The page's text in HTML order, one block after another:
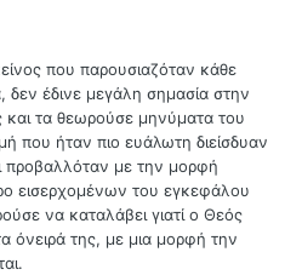
που παρουσιαζόταν κάθε
δεν έδινε μεγάλη σημασία στην
τα θεωρούσε μηνύματα του
που ήταν πιο ευάλωτη διείσδυαν
προβαλλόταν με την μορφή
εισερχομένων του εγκεφάλου
να καταλάβει γιατί ο Θεός
όνειρά της, με μια μορφή την